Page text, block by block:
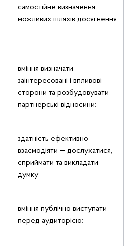
самостійне визначення
можливих шляхів досягнення
вміння визначати
заінтересовані i впливові
сторони та розбудовувати
партнерські відносини;
здатність ефективно
взаємодіяти — дослухатися,
сприймати та викладати
думку;
вміння публічно виступати
перед аудиторією;